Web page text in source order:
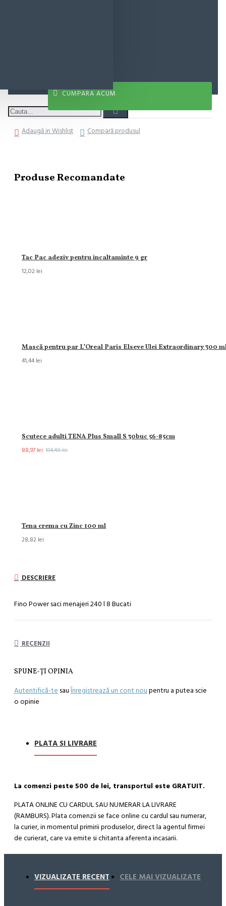
CUMPARA ACUM
Adaugă in Wishlist Compară produsul
Produse Recomandate
Tac Pac adeziv pentru incaltaminte 9 gr
12,02 lei
Mască pentru par L’Oreal Paris Elseve Ulei Extraordinary 300
41,44 lei
Scutece adulti TENA Plus Small S 30buc 56-85cm
88,97 lei 104,48 lei
Tena crema cu Zinc 100 ml
28,82 lei
DESCRIERE
Fino Power saci menajeri 240 l 8 Bucati
RECENZII
SPUNE-ŢI OPINIA
Autentifică-te sauÎnregistrează un cont nou pentru a putea scie
o opinie
PLATA SI LIVRARE
La comenzi peste 500 de lei, transportul este GRATUIT.
PLATA ONLINE CU CARDUL SAU NUMERAR LA LIVRARE
(RAMBURS). Plata comenzii se face online cu cardul sau numerar,
la curier, in momentul primirii produselor, direct la agentul firmei
de curierat, care va emite si chitanta aferenta incasarii.
Cum se face livrarea produselor:
Livrarea comenzii la adresa indicata de dvs. si este asigurata de
compania de curierat, care va livreaza comanda în decursul a 24-
VIZUALIZATE RECENT CELE MAI VIZUALIZATE